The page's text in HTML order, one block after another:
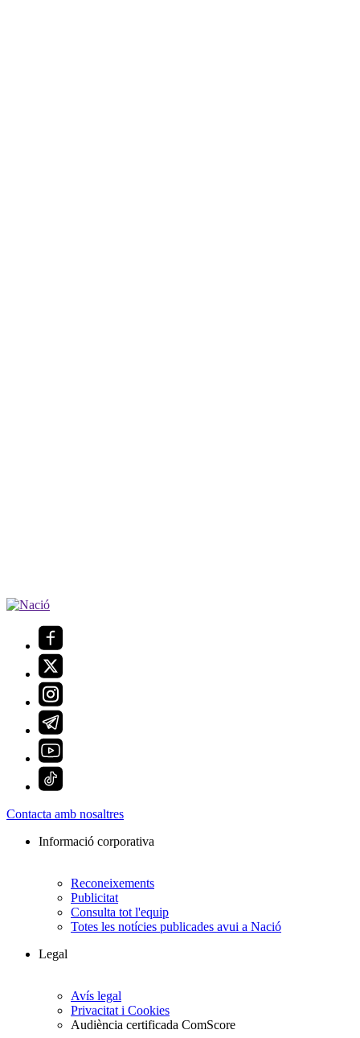
Contacta amb nosaltres
Informació corporativa
Reconeixements
Publicitat
Consulta tot l'equip
Totes les notícies publicades avui a Nació
Legal
Avís legal
Privacitat i Cookies
Audiència certificada ComScore